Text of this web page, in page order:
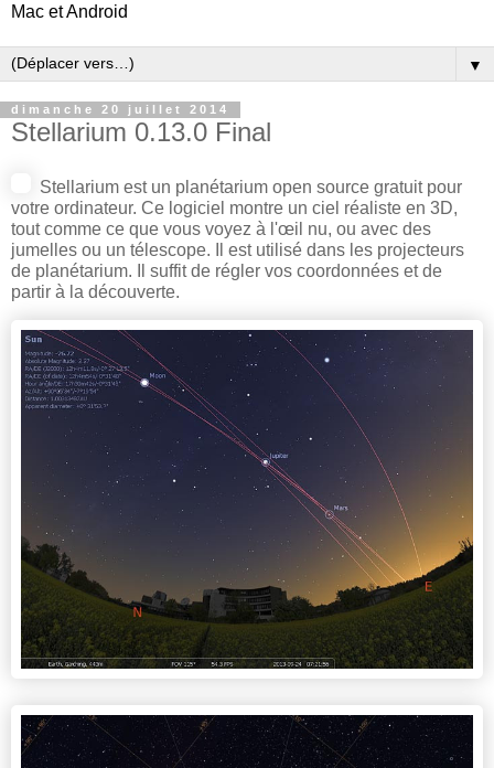
Mac et Android
▼
dimanche 20 juillet 2014
Stellarium 0.13.0 Final
Stellarium est un planétarium open source gratuit pour
votre ordinateur. Ce logiciel montre un ciel réaliste en 3D,
tout comme ce que vous voyez à l'œil nu, ou avec des
jumelles ou un télescope. Il est utilisé dans les projecteurs
de planétarium. Il suffit de régler vos coordonnées et de
partir à la découverte.